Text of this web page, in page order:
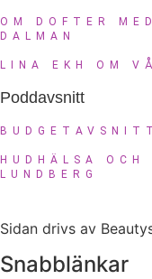
OM DOFTER
DALMAN
LINA EKH OM
Poddavsnitt
HUDHÄLSA
LUNDBERG
Sidan drivs av
Snabblänkar